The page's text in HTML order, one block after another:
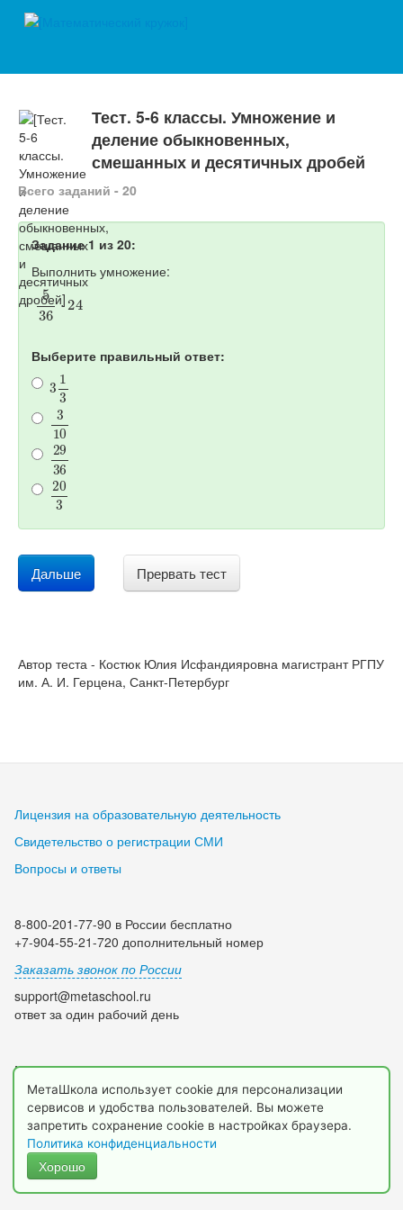
Тест. 5-6 классы. Умножение и
деление обыкновенных,
смешанных и десятичных дробей
Всего заданий - 20
Задание 1 из 20:
Выполнить умножение:
536⋅24
Выберите правильный ответ:
1
310
29
20
Дальше Прервать тест
Автор теста - Костюк Юлия Исфандияровна магистрант РГПУ
им. А. И. Герцена, Санкт-Петербург
Лицензия на образовательную деятельность
Свидетельство о регистрации СМИ
Вопросы и ответы
8-800-201-77-90 в России бесплатно
+7-904-55-21-720 дополнительный номер
Заказать звонок по России
support@metaschool.ru
ответ за один рабочий день
Мы в социальных сетях:
© 2009-2026 МетаШкола, www.metaschool.ru
МетаШкола использует cookie для персонализации
сервисов и удобства пользователей. Вы можете
запретить сохранение cookie в настройках браузера.
Политика конфиденциальности
Хорошо